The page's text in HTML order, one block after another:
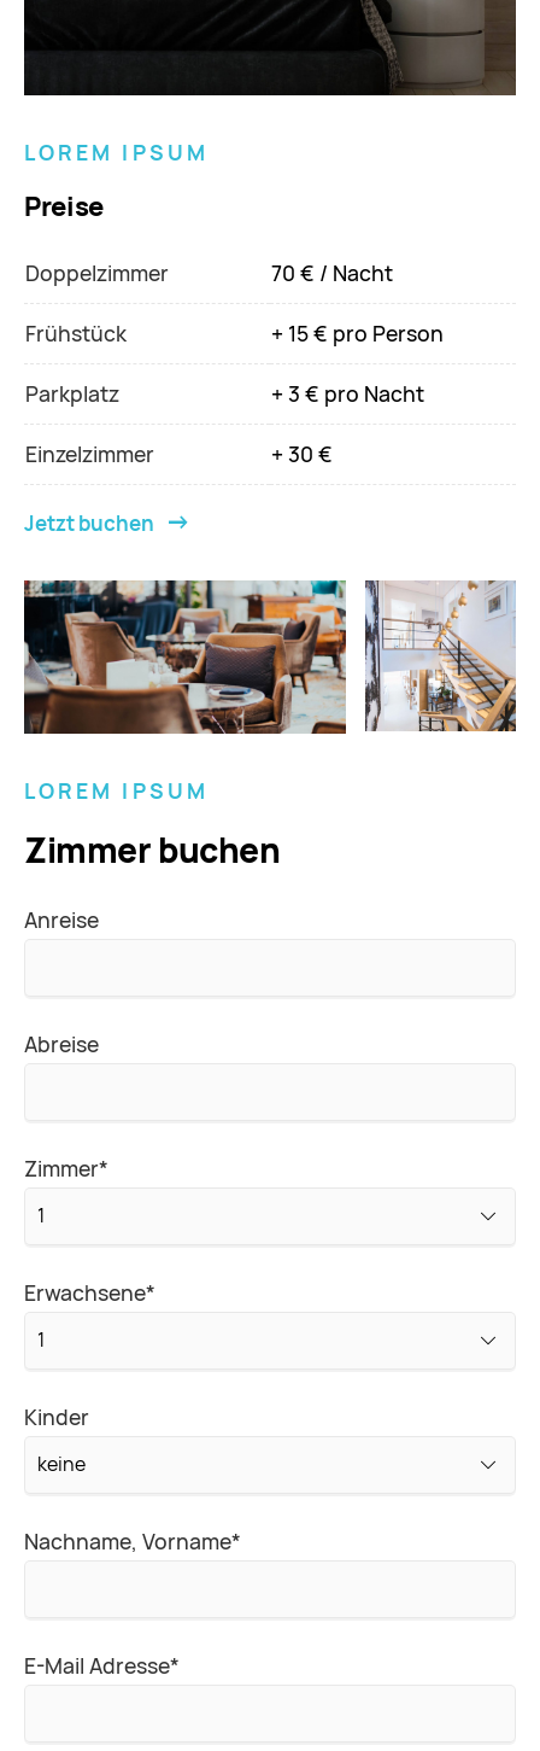
LOREM IPSUM
Preise
Doppelzimmer 70 € / Nacht
Frühstück + 15 € pro Person
Parkplatz + 3 € pro Nacht
Einzelzimmer + 30 €
Jetzt buchen
LOREM IPSUM
Zimmer buchen
Anreise
Abreise
Pflichtfeld
Zimmer*
Pflichtfeld
Erwachsene*
Kinder
Pflichtfeld
Nachname, Vorname*
Pflichtfeld
E-Mail Adresse*